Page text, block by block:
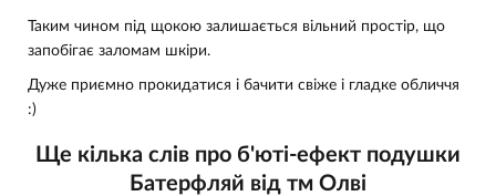
Таким чином під щокою залишається вільний простір, що
запобігає заломам шкіри.
Дуже приємно прокидатися і бачити свіже і гладке обличчя
:)
Ще кілька слів про б'юті-ефект подушки
Батерфляй від тм Олві